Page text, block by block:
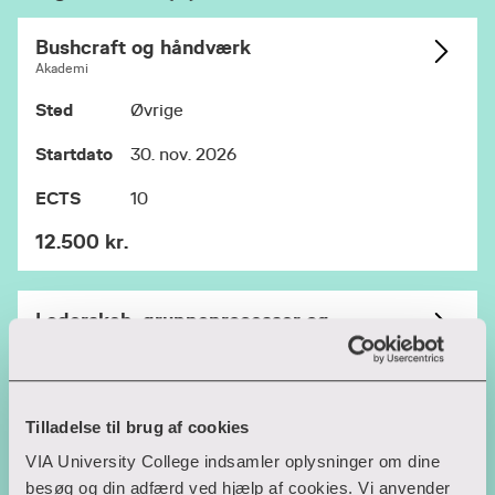
Tilladelse til brug af cookies
VIA University College indsamler oplysninger om dine
besøg og din adfærd ved hjælp af cookies. Vi anvender
valgmoduler, inden du laver dit afgangsprojekt.
uddannelsen og opbygger viden, erfaring og
pdf’en kan du også læse mere om faste
undervisningsdage og ture, hvis du tager
på deltid (2 år).
Se turkalender for Friluftsvejlederuddannelsen
2026-27
Se turkalender for Friluftsvejlederuddannelsen
Bushcraft og håndværk
Akademi
Sted Øvrige
Startdato 30. nov. 2026
ECTS 10
12.500 kr.
Lederskab, gruppeprocesser og
Startdato 30. nov. 2026